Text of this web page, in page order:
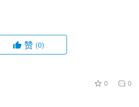
赞 (0)
0 0